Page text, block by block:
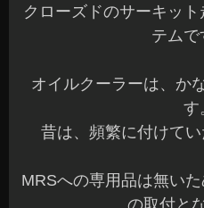
クローズドのサーキッ
テムで
オイルクーラーは、か
す
昔は、頻繁に付けて
MRSへの専用品は無い
の取付と